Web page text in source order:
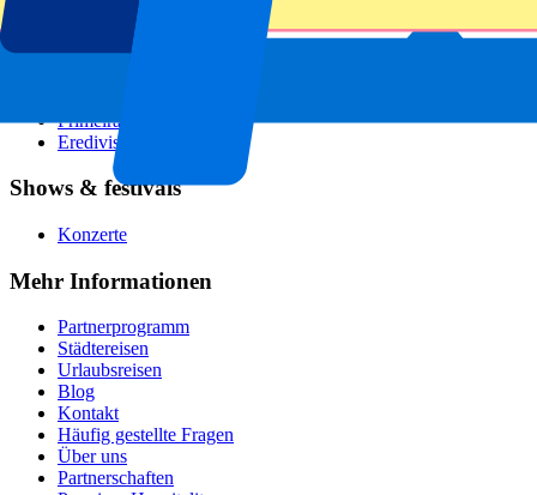
Champions League
Premier League
Serie A
Primeira Liga
Eredivisie
Shows & festivals
Konzerte
Mehr Informationen
Partnerprogramm
Städtereisen
Urlaubsreisen
Blog
Kontakt
Häufig gestellte Fragen
Über uns
Partnerschaften